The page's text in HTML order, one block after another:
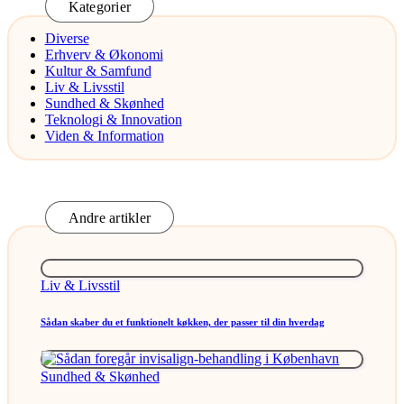
Kategorier
Diverse
Erhverv & Økonomi
Kultur & Samfund
Liv & Livsstil
Sundhed & Skønhed
Teknologi & Innovation
Viden & Information
Andre artikler
Posted
Liv & Livsstil
Sådan skaber du et funktionelt køkken, der passer til din hverdag
Posted
Sundhed & Skønhed